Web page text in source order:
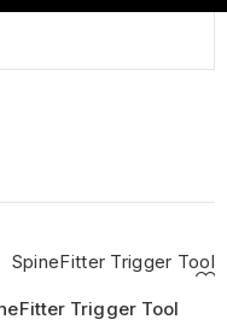
Trigger Tool